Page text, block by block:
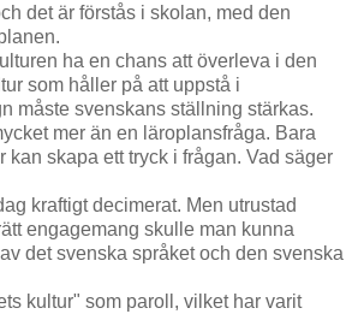
det är förstås i skolan, med den
ha en chans att överleva i den
som håller på att uppstå i
måste svenskans ställning stärkas.
mer än en läroplansfråga. Bara
kan skapa ett tryck i frågan. Vad säger
kraftigt decimerat. Men utrustad
engagemang skulle man kunna
det svenska språket och den svenska
kultur" som paroll, vilket har varit